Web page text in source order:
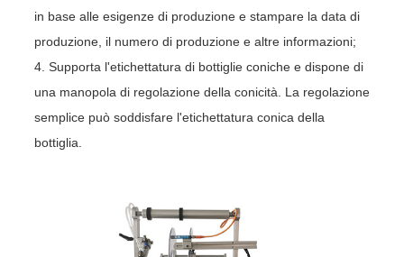
in base alle esigenze di produzione e stampare la data di
produzione, il numero di produzione e altre informazioni;
4. Supporta l'etichettatura di bottiglie coniche e dispone di
una manopola di regolazione della conicità. La regolazione
semplice può soddisfare l'etichettatura conica della
bottiglia.